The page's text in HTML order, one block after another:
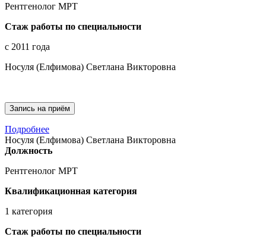
Рентгенолог МРТ
Рентгенолог МРТ
Стаж работы по специальности
с 2011 года
Носуля (Елфимова) Светлана Викторовна
Запись на приём
Подробнее
Носуля (Елфимова) Светлана Викторовна
Должность
Рентгенолог МРТ
Квалификационная категория
1 категория
Стаж работы по специальности